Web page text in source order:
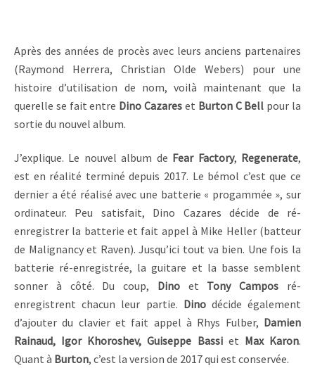
Après des années de procès avec leurs anciens partenaires
(Raymond Herrera, Christian Olde Webers) pour une
histoire d’utilisation de nom, voilà maintenant que la
querelle se fait entre Dino Cazares et Burton C Bell pour la
sortie du nouvel album.
J’explique. Le nouvel album de Fear Factory, Regenerate,
est en réalité terminé depuis 2017. Le bémol c’est que ce
dernier a été réalisé avec une batterie « progammée », sur
ordinateur. Peu satisfait, Dino Cazares décide de ré-
enregistrer la batterie et fait appel à Mike Heller (batteur
de Malignancy et Raven). Jusqu’ici tout va bien. Une fois la
batterie ré-enregistrée, la guitare et la basse semblent
sonner à côté. Du coup, Dinoet Tony Campos ré-
enregistrent chacun leur partie. Dinodécide également
d’ajouter du clavier et fait appel à Rhys Fulber, Damien
Rainaud, Igor Khoroshev, Guiseppe Bassiet Max Karon.
Quant à Burton, c’est la version de 2017 qui est conservée.